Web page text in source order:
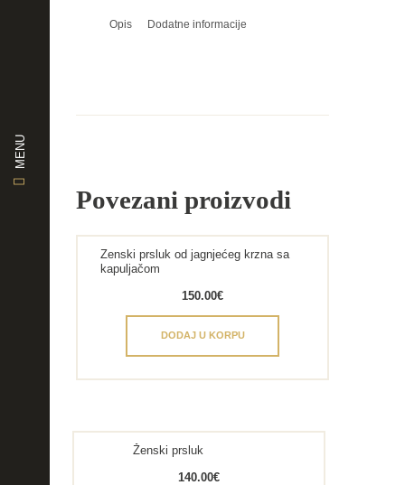
MENU
Opis Dodatne informacije
Povezani proizvodi
Zenski prsluk od jagnjećeg krzna sa
kapuljačom
150.00€
DODAJ U KORPU
Ženski prsluk
140.00€